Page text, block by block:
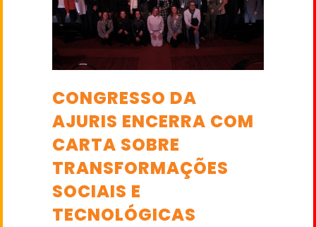
CONGRESSO DA
AJURIS ENCERRA COM
CARTA SOBRE
TRANSFORMAÇÕES
SOCIAIS E
TECNOLÓGICAS